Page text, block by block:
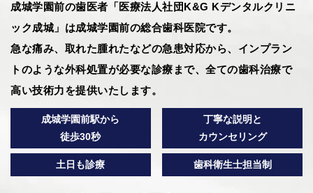
成城学園前の歯医者「医療法人社団K&G Kデンタルクリニ
ック成城」は成城学園前の総合歯科医院です。
急な痛み、取れた腫れたなどの急患対応から、インプラン
トのような外科処置が必要な診療まで、全ての歯科治療で
高い技術力を提供いたします。
成城学園前駅から
徒歩30秒
丁寧な説明と
カウンセリング
土日も診療 歯科衛生士担当制